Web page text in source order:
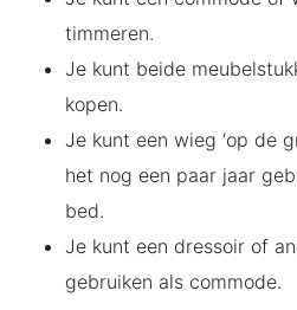
timmeren.
Je kunt beide
kopen.
Je kunt een wieg ‘op de
het nog een paar jaar
bed.
Je kunt een dressoir of
gebruiken als commode.